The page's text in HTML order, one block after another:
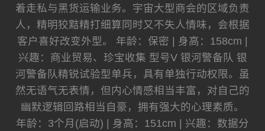
着走私与黑货运输业务。宇宙大型商会的区域负责
人，精明狡黠精打细算同时又不失人情味，会根据
客户喜好改变外型。 年龄：保密 | 身高：158cm |
兴趣：商业贸易、珍宝收集 型号V 银河警备队 银
河警备队精锐试验型单兵，具有单独行动权限。虽
然无语气无表情，但内心情感相当丰富，对自己的
幽默逻辑回路相当自豪，拥有强大的心理素质。
年龄：3个月(启动) | 身高：151cm | 兴趣：数据分